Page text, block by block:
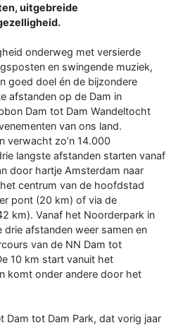
uitgebreide
onderweg met versierde
en swingende muziek,
goed doel én de bijzondere
afstanden op de Dam in
Dam tot Dam Wandeltocht
van ons land.
verwacht zo’n 14.000
langste afstanden starten vanaf
door hartje Amsterdam naar
centrum van de hoofdstad
pont (20 km) of via de
km). Vanaf het Noorderpark in
afstanden weer samen en
van de NN Dam tot
10 km start vanuit het
komt onder andere door het
Dam tot Dam Park, dat vorig jaar